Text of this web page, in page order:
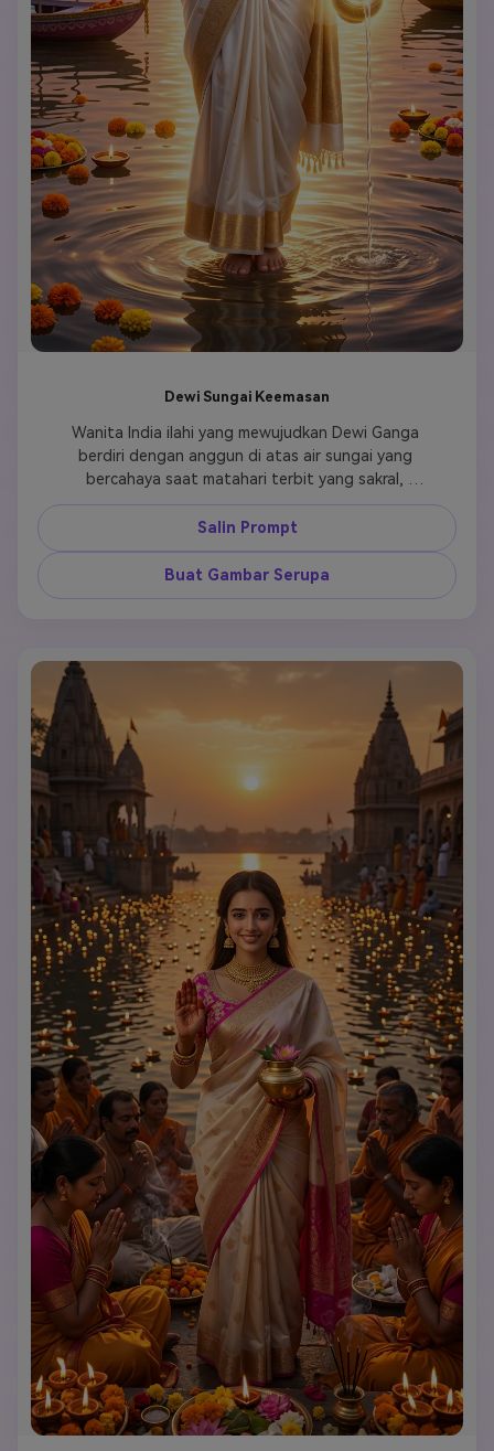
Dewi Sungai Keemasan
Wanita India ilahi yang mewujudkan Dewi Ganga
berdiri dengan anggun di atas air sungai yang
bercahaya saat matahari terbit yang sakral,
mengenakan saree putih bersih yang mengalir
dengan anggun, aura ilahi keemasan memancarkan
energi berkah di seluruh wujud, fotografi spiritual
sinematik yang menangkap momen sakral, kualitas
ultra realistis yang menunjukkan esensi dewi, cahaya
fotografi ultra detail 8k, suasana devosional
spiritual, estetika Instagram dioptimalkan untuk
berbagi vertikal, palet warna keemasan hangat yang
menekankan berkah dan kemurnian.
Salin Prompt
Buat Gambar Serupa